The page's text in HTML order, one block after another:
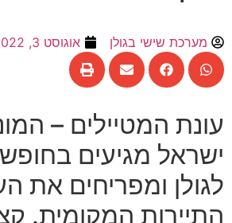
מערכת שישי בגולן אוגוסט 3, 2022
עונת המטיילים –
ישראל מגיעים
לגולן ומפריחים את
התיירות המקומית.